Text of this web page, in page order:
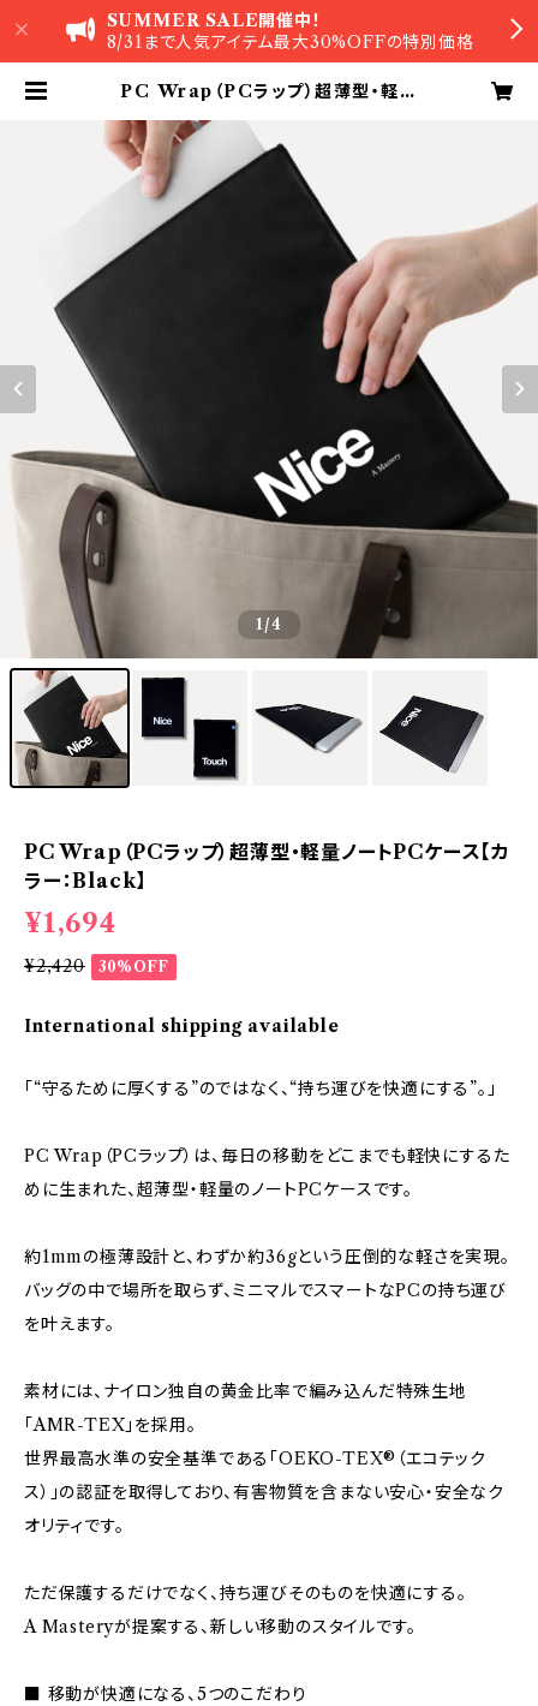
SUMMER SALE開催中！
8/31まで人気アイテム最大30%OFFの特別価格
PC Wrap（PCラップ）超薄型・軽量
A Mastery
1/4
PC Wrap（PCラップ）超薄型・軽量ノートPCケース【カ
ラー：Black】
¥1,694
¥2,420 30%OFF
International shipping available
「“守るために厚くする”のではなく、“持ち運びを快適にする”。」
PC Wrap（PCラップ）は、毎日の移動をどこまでも軽快にするた
めに生まれた、超薄型・軽量のノートPCケースです。
約1mmの極薄設計と、わずか約36gという圧倒的な軽さを実現。
バッグの中で場所を取らず、ミニマルでスマートなPCの持ち運び
を叶えます。
素材には、ナイロン独自の黄金比率で編み込んだ特殊生地
「AMR-TEX」を採用。
世界最高水準の安全基準である「OEKO-TEX®（エコテック
ス）」の認証を取得しており、有害物質を含まない安心・安全なク
オリティです。
ただ保護するだけでなく、持ち運びそのものを快適にする。
A Masteryが提案する、新しい移動のスタイルです。
■ 移動が快適になる、5つのこだわり